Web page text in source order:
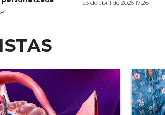
23 de abril de 2025 17:26